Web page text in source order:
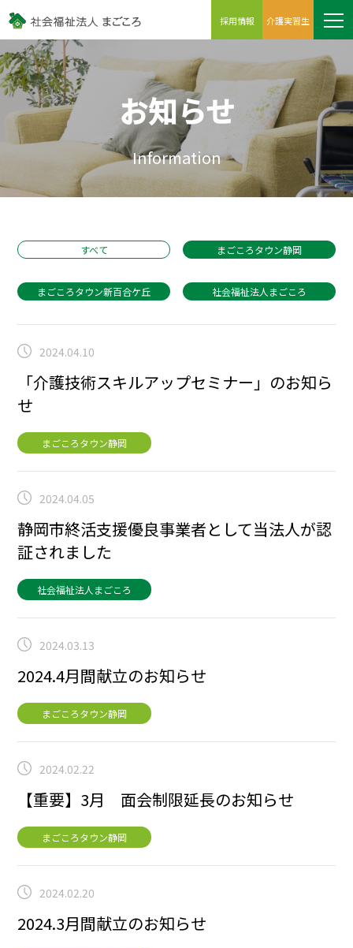
採用情報 介護実習生
お知らせ
Information
すべて まごころタウン静岡
まごころタウン新百合ケ丘 社会福祉法人まごころ
2024.04.10
「介護技術スキルアップセミナー」のお知ら
せ
まごころタウン静岡
2024.04.05
静岡市終活支援優良事業者として当法人が認
証されました
社会福祉法人まごころ
2024.03.13
2024.4月間献立のお知らせ
まごころタウン静岡
2024.02.22
【重要】3月 面会制限延長のお知らせ
まごころタウン静岡
2024.02.20
2024.3月間献立のお知らせ